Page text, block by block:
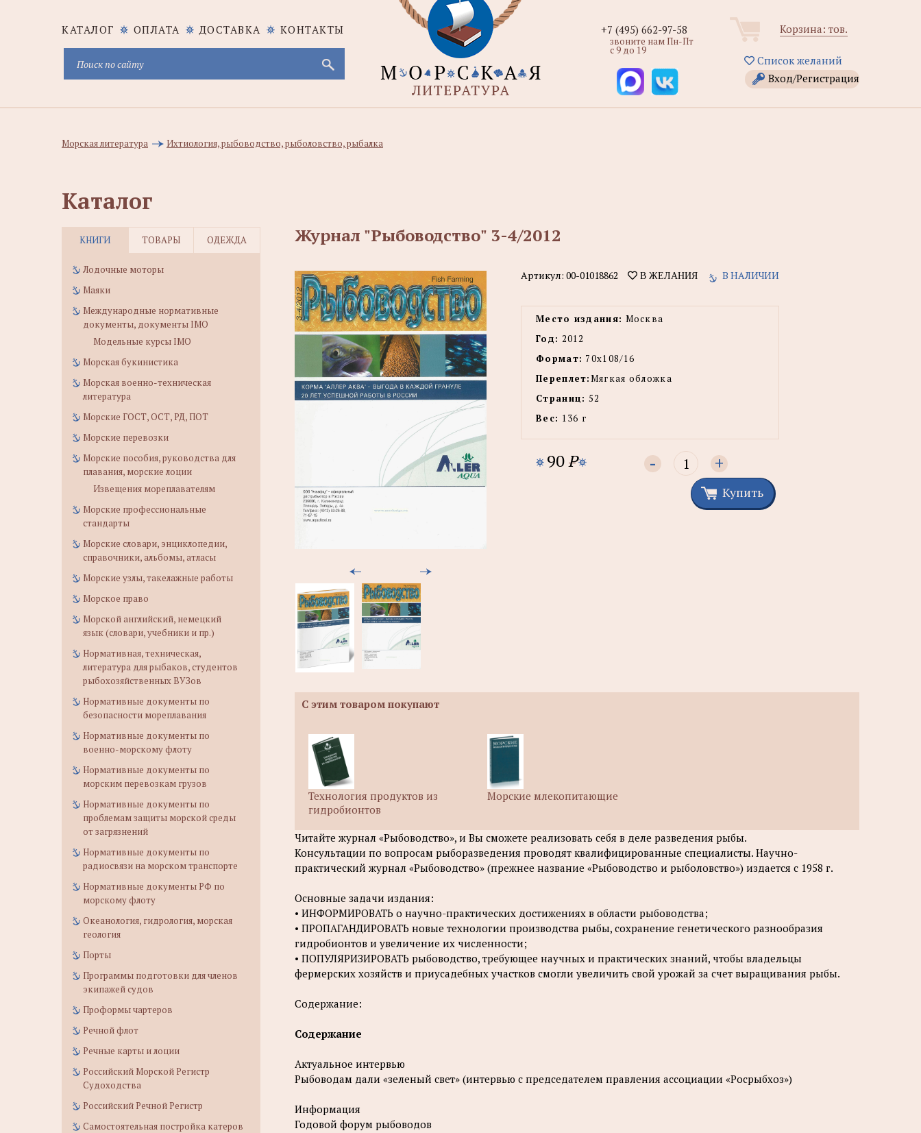
КАТАЛОГ ОПЛАТА ДОСТАВКА КОНТАКТЫ Корзина: тов.
Список желаний
Вход/Регистрация
+7 (495) 662-97-58
звоните нам Пн-Пт
с 9 до 19
Морская литература Ихтиология, рыбоводство, рыболовство, рыбалка
Каталог
КНИГИ ТОВАРЫ ОДЕЖДА
Лодочные моторы
Маяки
Международные нормативные
документы, документы IMO
Модельные курсы IMO
Морская букинистика
Морская военно-техническая
литература
Морские ГОСТ, ОСТ, РД, ПОТ
Морские перевозки
Морские пособия, руководства для
плавания, морские лоции
Извещения мореплавателям
Морские профессиональные
стандарты
Морские словари, энциклопедии,
справочники, альбомы, атласы
Морские узлы, такелажные работы
Морское право
Морской английский, немецкий
язык (словари, учебники и пр.)
Нормативная, техническая,
литература для рыбаков, студентов
рыбохозяйственных ВУЗов
Нормативные документы по
безопасности мореплавания
Нормативные документы по
военно-морскому флоту
Нормативные документы по
морским перевозкам грузов
Нормативные документы по
проблемам защиты морской среды
от загрязнений
Нормативные документы по
радиосвязи на морском транспорте
Нормативные документы РФ по
морскому флоту
Океанология, гидрология, морская
геология
Порты
Программы подготовки для членов
экипажей судов
Проформы чартеров
Речной флот
Речные карты и лоции
Российский Морской Регистр
Судоходства
Российский Речной Регистр
Самостоятельная постройка катеров
Журнал "Рыбоводство" 3-4/2012
Артикул: 00-01018862 В ЖЕЛАНИЯ В НАЛИЧИИ
Место издания: Москва
Год: 2012
Формат: 70х108/16
Переплет:Мягкая обложка
Страниц: 52
Вес: 136 г
90P - +
Купить
С этим товаром покупают
Технология продуктов из
гидробионтов
Морские млекопитающие
Читайте журнал «Рыбоводство», и Вы сможете реализовать себя в деле разведения рыбы.
Консультации по вопросам рыборазведения проводят квалифицированные специалисты. Научно-
практический журнал «Рыбоводство» (прежнее название «Рыбоводство и рыболовство») издается с 1958 г.
Основные задачи издания:
• ИНФОРМИРОВАТЬ о научно-практических достижениях в области рыбоводства;
• ПРОПАГАНДИРОВАТЬ новые технологии производства рыбы, сохранение генетического разнообразия
гидробионтов и увеличение их численности;
• ПОПУЛЯРИЗИРОВАТЬ рыбоводство, требующее научных и практических знаний, чтобы владельцы
фермерских хозяйств и приусадебных участков смогли увеличить свой урожай за счет выращивания рыбы.
Содержание:
Содержание
Актуальное интервью
Рыбоводам дали «зеленый свет» (интервью с председателем правления ассоциации «Росрыбхоз»)
Информация
Годовой форум рыбоводов